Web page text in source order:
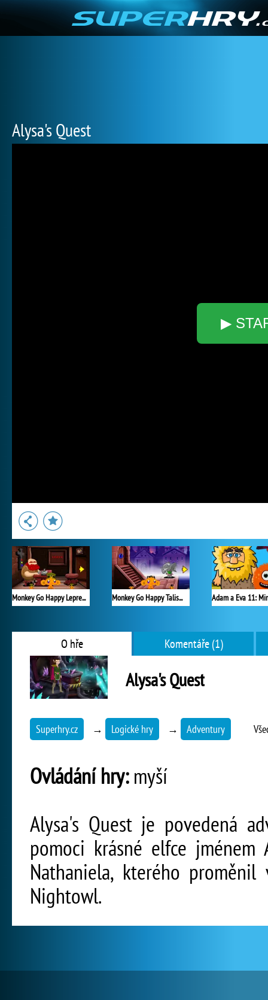
Alysa's Quest
▶
Monkey Go Happy Leprechauns Monkey Go Happy Talisman
O hře Komentáře (1)
Alysa's Quest
Superhry.cz → Logické hry → Adventury
Ovládání hry:myší
Alysa's Quest je povedená
pomoci krásné elfce
Nathaniela, kterého
Nightowl.